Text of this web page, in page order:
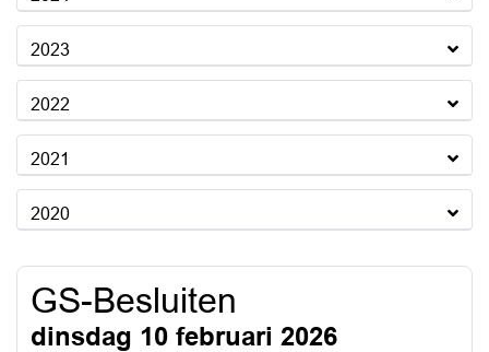
2023
2022
2021
2020
GS-Besluiten
dinsdag 10 februari 2026